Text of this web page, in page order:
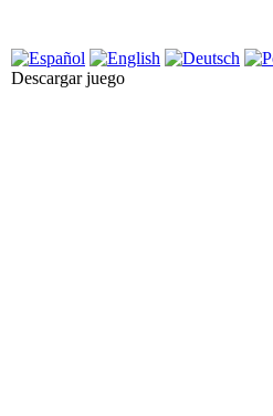
Descargar juego